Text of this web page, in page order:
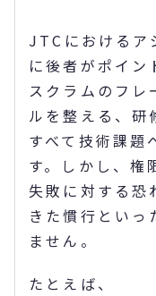
JTCにおけるア
に後者がポイン
スクラムのフレ
ルを整える、研
すべて技術課題
す。しかし、権
失敗に対する恐
きた慣行といっ
ません。
たとえば、